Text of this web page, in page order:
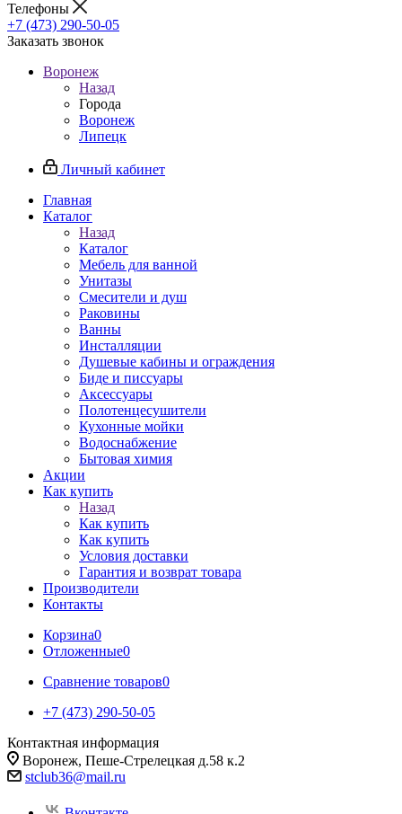
Телефоны
+7 (473) 290-50-05
Заказать звонок
Воронеж
Назад
Города
Воронеж
Липецк
Личный кабинет
Главная
Каталог
Назад
Каталог
Мебель для ванной
Унитазы
Смесители и душ
Раковины
Ванны
Инсталляции
Душевые кабины и ограждения
Биде и писсуары
Аксессуары
Полотенцесушители
Кухонные мойки
Водоснабжение
Бытовая химия
Акции
Как купить
Назад
Как купить
Как купить
Условия доставки
Гарантия и возврат товара
Производители
Контакты
Корзина0
Отложенные0
Сравнение товаров0
+7 (473) 290-50-05
Контактная информация
Воронеж, Пеше-Стрелецкая д.58 к.2
stclub36@mail.ru